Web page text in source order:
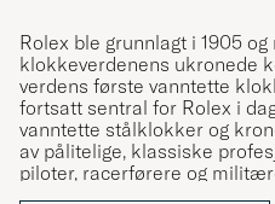
Rolex ble grunnlagt i 1905
klokkeverdenens ukronede
verdens første vanntette
fortsatt sentral for Rolex i
vanntette stålklokker og
av pålitelige, klassiske
piloter, racerførere og